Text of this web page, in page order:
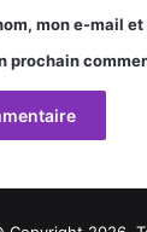
mon e-mail
prochain